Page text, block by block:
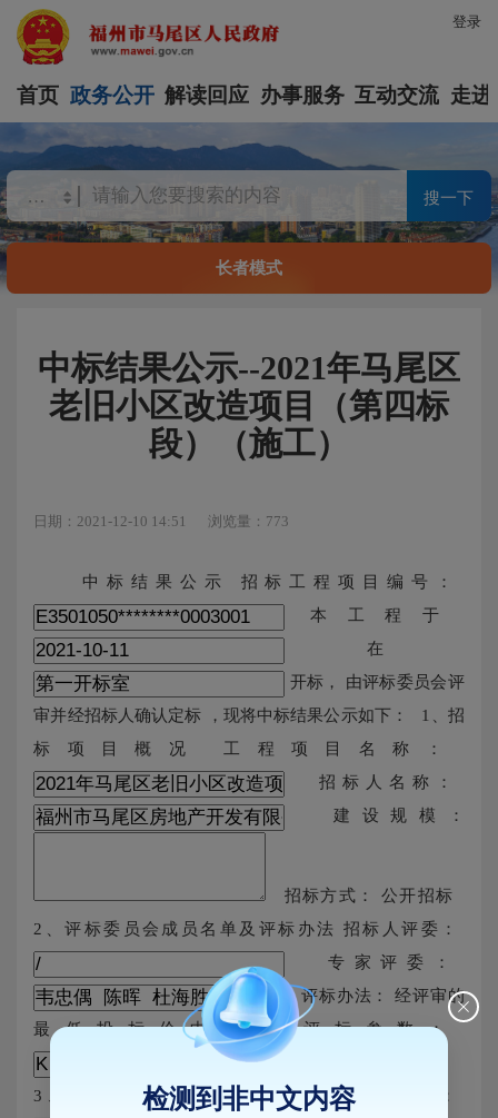
登录
首页 政务公开 解读回应 办事服务 互动交流 走进
搜一下
长者模式
中标结果公示--2021年马尾区
老旧小区改造项目（第四标
段）（施工）
日期：2021-12-10 14:51 浏览量：773
中标结果公示 招标工程项目编号：
本工程于
在
开标， 由评标委员会评
审并经招标人确认定标 ，现将中标结果公示如下： 1、招
标项目概况 工程项目名称：
招标人名称：
建设规模：
招标方式： 公开招标
2、评标委员会成员名单及评标办法 招标人评委：
专家评委：
评标办法： 经评审的
最低投标价中标法 评标参数：
3、中标人及其投标文件相关内容 中标人名称：
检测到非中文内容